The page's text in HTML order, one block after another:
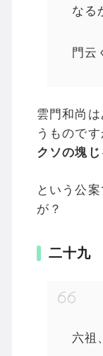
なる
門云
雲門和尚
うもので
クソの塊じ
という公
が？
二十九
六祖